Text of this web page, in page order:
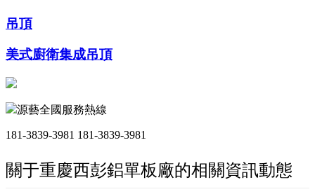
吊頂
美式廚衛集成吊頂
源藝全國服務熱線
181-3839-3981 181-3839-3981
關于重慶西彭鋁單板廠的相關資訊動態